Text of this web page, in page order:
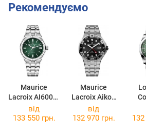
Рекомендуємо
Maurice
Lacroix AI6007-
SS002-630-1
Maurice
Lacroix Aikon
Venturer GMT
AI6158-SS002-
від
133 550 грн.
від
132 970 грн.